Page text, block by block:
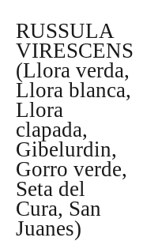
RUSSULA
VIRESCENS
(Llora verda,
Llora blanca,
Llora
clapada,
Gibelurdin,
Gorro verde,
Seta del
Cura, San
Juanes)